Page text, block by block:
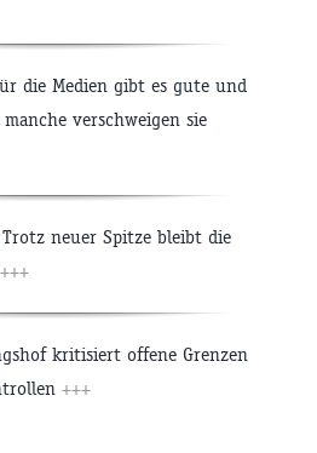
die Medien gibt es gute und
verschweigen sie
Trotz neuer Spitze bleibt die
+++
kritisiert offene Grenzen
+++